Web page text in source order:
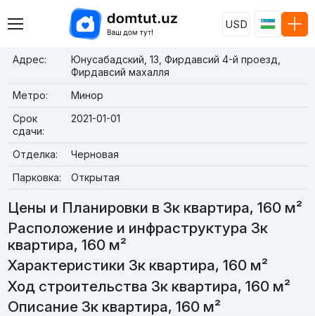
USD
Адрес:
Юнусабадский, 13, Фирдавсий 4-й проезд,
Фирдавсий махалля
Метро:
Минор
Срок
сдачи:
2021-01-01
Отделка:
Черновая
Парковка:
Открытая
Цены и Планировки в 3к квартира, 160 м²
Расположение и инфраструктура 3к
квартира, 160 м²
Характеристики 3к квартира, 160 м²
Ход строительства 3к квартира, 160 м²
Описание 3к квартира, 160 м²